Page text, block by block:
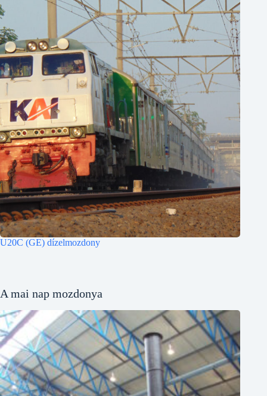
U20C (GE) dízelmozdony
A mai nap mozdonya